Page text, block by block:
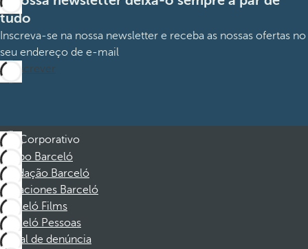
tudo
Inscreva-se na nossa newsletter e receba as nossas ofertas no
seu endereço de e-mail
Subscrever
Corporativo
Grupo Barceló
Fundação Barceló
Vacaciones Barceló
Barceló Films
Barceló Pessoas
Canal de denúncia